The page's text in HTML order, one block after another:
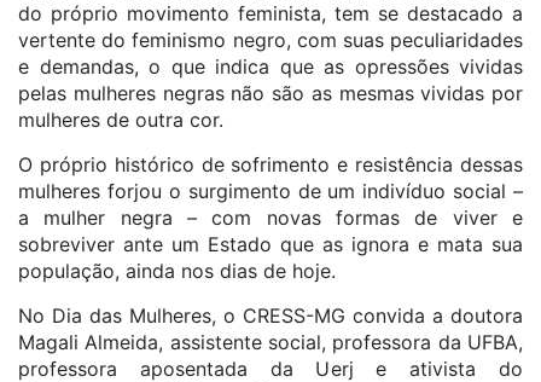
do próprio movimento feminista, tem se destacado a
vertente do feminismo negro, com suas peculiaridades
e demandas, o que indica que as opressões vividas
pelas mulheres negras não são as mesmas vividas por
mulheres de outra cor.
O próprio histórico de sofrimento e resistência dessas
mulheres forjou o surgimento de um indivíduo social –
a mulher negra – com novas formas de viver e
sobreviver ante um Estado que as ignora e mata sua
população, ainda nos dias de hoje.
No Dia das Mulheres, o CRESS-MG convida a doutora
Magali Almeida, assistente social, professora da UFBA,
professora aposentada da Uerj e ativista do